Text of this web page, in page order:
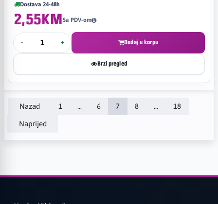
Dostava 24-48h
2,55KMSa PDV-om
- + Dodaj u korpu
Brzi pregled
Nazad 1 ... 6 7 8 ... 18
Naprijed